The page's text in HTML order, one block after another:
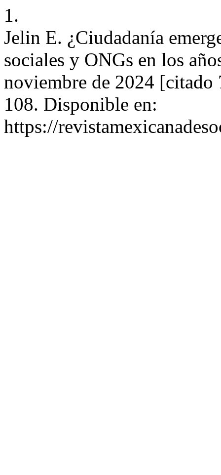
1.
Jelin E. ¿Ciudadanía
sociales y ONGs en los
noviembre de 2024
108. Disponible en:
https://